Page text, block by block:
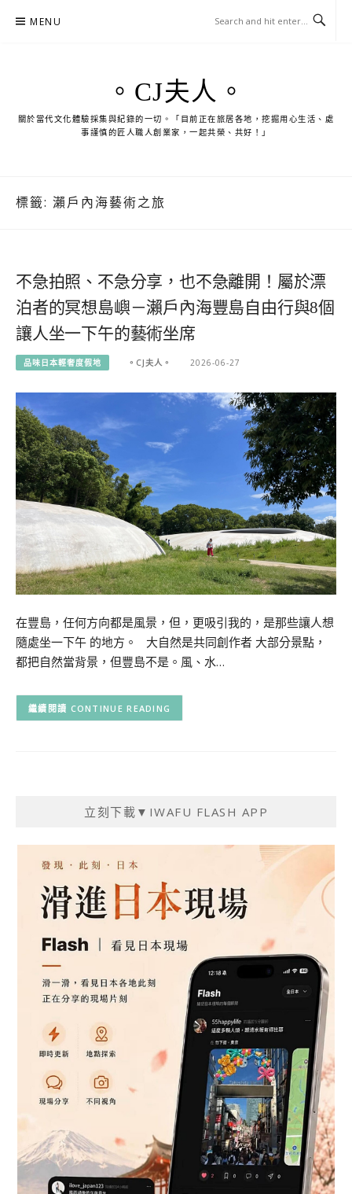
MENU
。CJ夫人。
關於當代文化體驗採集與紀錄的一切。「目前正在旅居各地，挖掘用心生活、處
事謹慎的匠人職人創業家，一起共榮、共好！」
標籤: 瀨戶內海藝術之旅
不急拍照、不急分享，也不急離開！屬於漂
泊者的冥想島嶼－瀨戶內海豐島自由行與8個
讓人坐一下午的藝術坐席
品味日本輕奢度假地 。CJ夫人。 2026-06-27
在豐島，任何方向都是風景，但，更吸引我的，是那些讓人想
隨處坐一下午 的地方。 大自然是共同創作者 大部分景點，
都把自然當背景，但豐島不是。風、水…
CONTINUE READING
立刻下載▼IWAFU FLASH APP